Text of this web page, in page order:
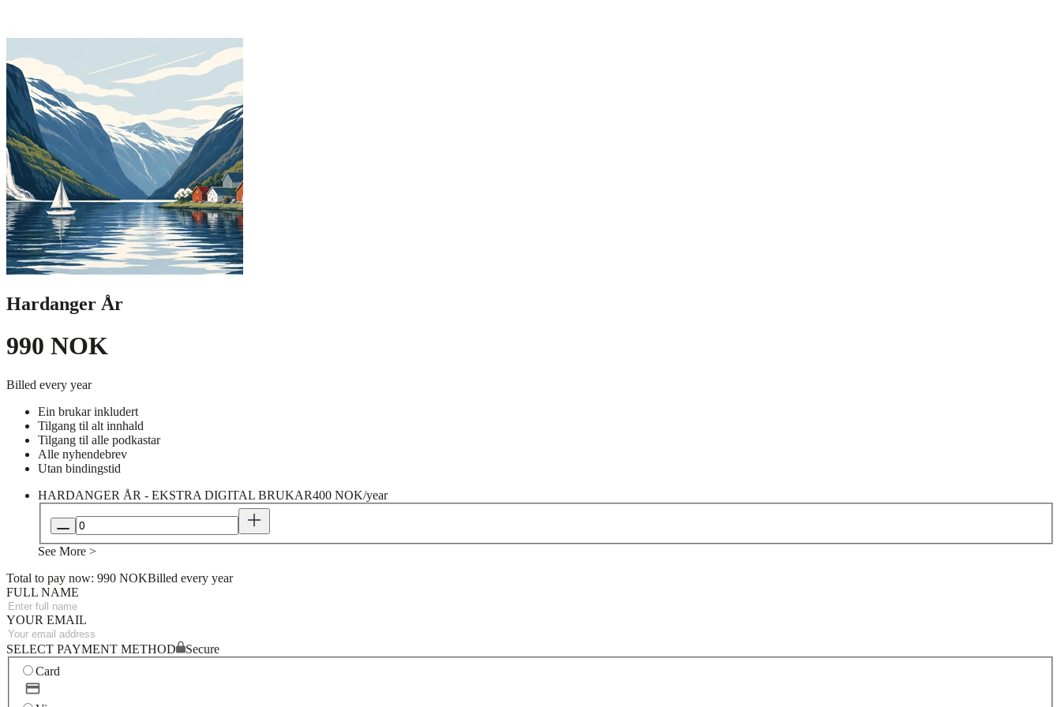
Hardanger År
990 NOK
Billed every year
Ein brukar inkludert
Tilgang til alt innhald
Tilgang til alle podkastar
Alle nyhendebrev
Utan bindingstid
HARDANGER ÅR - EKSTRA DIGITAL BRUKAR400 NOK/year
See More >
Total to pay now: 990 NOKBilled every year
FULL NAME
YOUR EMAIL
SELECT PAYMENT METHOD
Secure
Card